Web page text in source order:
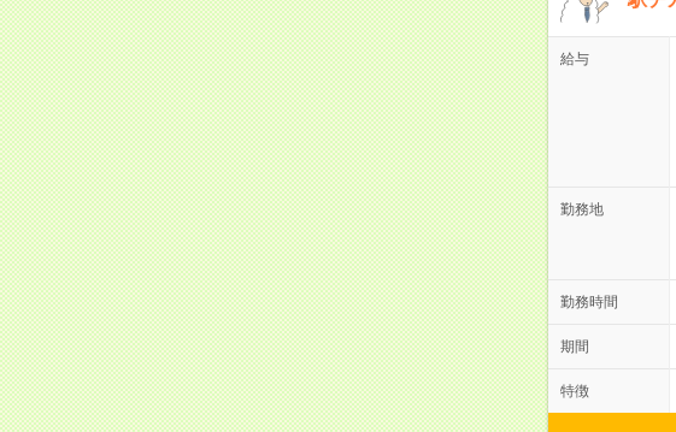
給与
勤務地
勤務時間
期間
特徴